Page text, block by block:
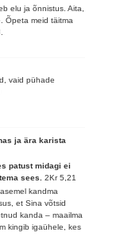
elu ja õnnistus. Aita,
Õpeta meid täitma
vaid pühade
ja ära karista
patust midagi ei
sees.2Kr 5,21
kandma
et Sina võtsid
kanda – maailma
kingib igaühele, kes